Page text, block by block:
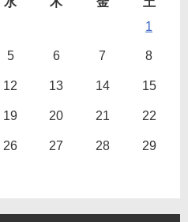
1
5 6 7 8
12 13 14 15
19 20 21 22
26 27 28 29